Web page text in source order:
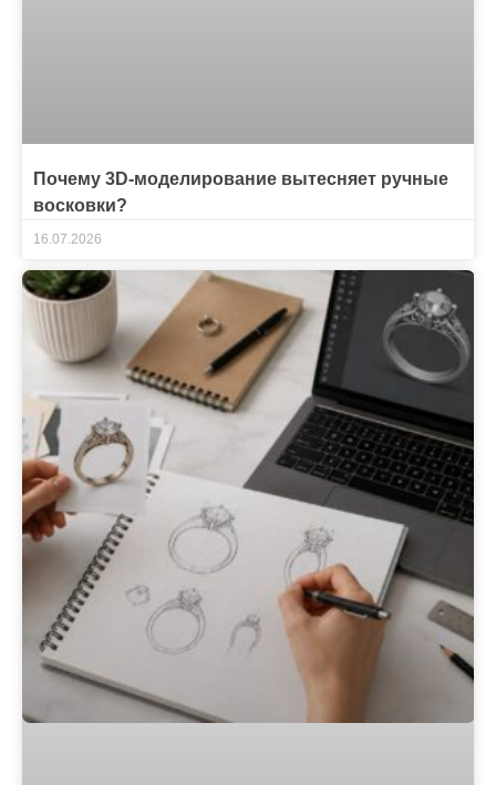
Почему 3D-моделирование вытесняет ручные
восковки?
16.07.2026